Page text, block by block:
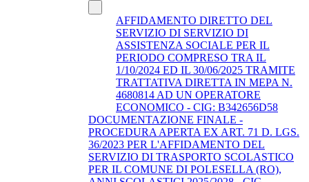
AFFIDAMENTO DIRETTO DEL
SERVIZIO DI SERVIZIO DI
ASSISTENZA SOCIALE PER IL
PERIODO COMPRESO TRA IL
1/10/2024 ED IL 30/06/2025 TRAMITE
TRATTATIVA DIRETTA IN MEPA N.
4680814 AD UN OPERATORE
ECONOMICO - CIG: B342656D58
DOCUMENTAZIONE FINALE -
PROCEDURA APERTA EX ART. 71 D. LGS.
36/2023 PER L'AFFIDAMENTO DEL
SERVIZIO DI TRASPORTO SCOLASTICO
PER IL COMUNE DI POLESELLA (RO),